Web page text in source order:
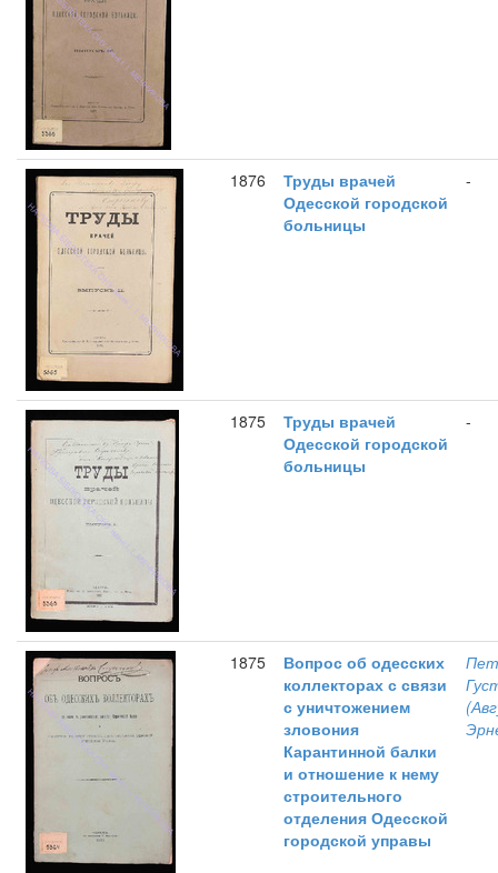
1876
Труды врачей
Одесской городской
больницы
-
1875
Труды врачей
Одесской городской
больницы
-
1875
Вопрос об одесских
коллекторах с связи
с уничтожением
зловония
Карантинной балки
и отношение к нему
строительного
отделения Одесской
городской управы